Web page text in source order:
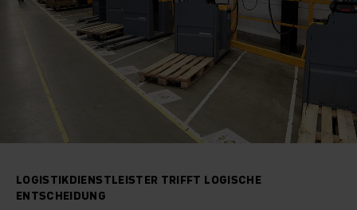
LOGISTIKDIENSTLEISTER TRIFFT LOGISCHE
ENTSCHEIDUNG